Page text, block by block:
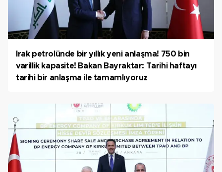
Irak petrolünde bir yıllık yeni anlaşma! 750 bin
varillik kapasite! Bakan Bayraktar: Tarihi haftayı
tarihi bir anlaşma ile tamamlıyoruz